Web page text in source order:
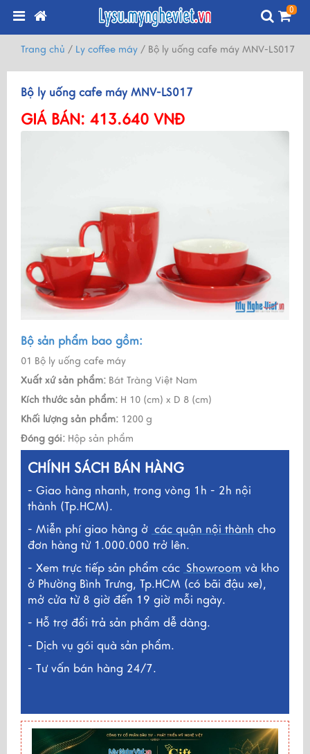
0
Trang chủ / Ly coffee máy / Bộ ly uống cafe máy MNV-LS017
Bộ ly uống cafe máy MNV-LS017
GIÁ BÁN: 413.640 VNĐ
Bộ sản phẩm bao gồm:
01 Bộ ly uống cafe máy
Xuất xứ sản phẩm: Bát Tràng Việt Nam
Kích thước sản phẩm: H 10 (cm) x D 8 (cm)
Khối lượng sản phẩm: 1200 g
Đóng gói: Hộp sản phẩm
CHÍNH SÁCH BÁN HÀNG
- Giao hàng nhanh, trong vòng 1h - 2h nội
thành (Tp.HCM).
- Miễn phí giao hàng ở các quận nội thành cho
đơn hàng từ 1.000.000 trở lên.
- Xem trực tiếp sản phẩm các Showroom và kho
ở Phường Bình Trưng, Tp.HCM (có bãi đậu xe),
mở cửa từ 8 giờ đến 19 giờ mỗi ngày.
- Hỗ trợ đổi trả sản phẩm dễ dàng.
- Dịch vụ gói quà sản phẩm.
- Tư vấn bán hàng 24/7.